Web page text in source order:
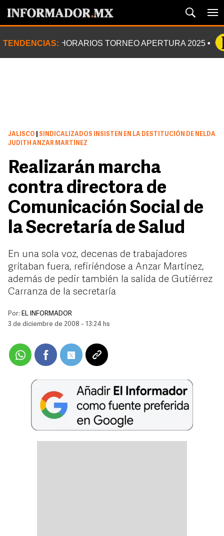
TENDENCIAS: HORARIOS TORNEO APERTURA 2025
JALISCO
SINDICALIZADOS INSISTEN EN LA DESTITUCIÓN DE NELDA
JUDITH ANZAR MARTÍNEZ
Realizarán marcha
contra directora de
Comunicación Social de
la Secretaría de Salud
En una sola voz, decenas de trabajadores
gritaban fuera, refiriéndose a Anzar Martínez,
además de pedir también la salida de Gutiérrez
Carranza de la secretaría
Por: EL INFORMADOR
3 de diciembre de 2008 - 13:24 hs